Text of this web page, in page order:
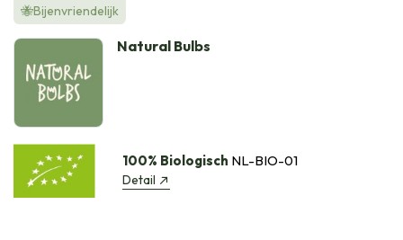
🐝Bijenvriendelijk
Natural Bulbs
100% Biologisch NL-BIO-01
Detail